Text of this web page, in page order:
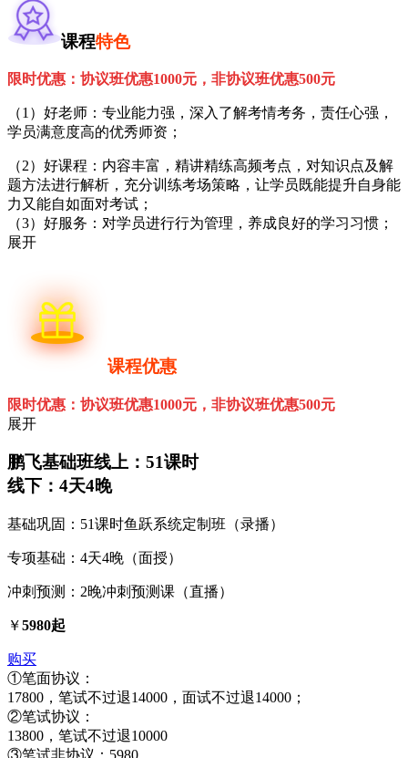
课程特色
限时优惠：协议班优惠1000元，非协议班优惠500元
（1）好老师：专业能力强，深入了解考情考务，责任心强，
学员满意度高的优秀师资；
（2）好课程：内容丰富，精讲精练高频考点，对知识点及解
题方法进行解析，充分训练考场策略，让学员既能提升自身能
力又能自如面对考试；
（3）好服务：对学员进行行为管理，养成良好的学习习惯；
展开
课程优惠
限时优惠：协议班优惠1000元，非协议班优惠500元
展开
鹏飞基础班线上：51课时
线下：4天4晚
基础巩固：51课时鱼跃系统定制班（录播）
专项基础：4天4晚（面授）
冲刺预测：2晚冲刺预测课（直播）
￥5980起
购买
①笔面协议：
17800，笔试不过退14000，面试不过退14000；
②笔试协议：
13800，笔试不过退10000